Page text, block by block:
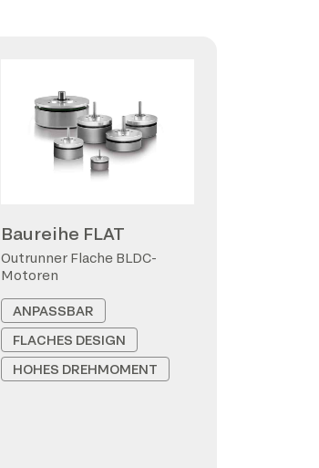
Baureihe FLAT
Outrunner Flache BLDC-
Motoren
ANPASSBAR
FLACHES DESIGN
HOHES DREHMOMENT